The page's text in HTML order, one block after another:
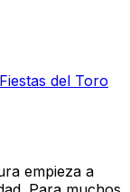
del Toro
empieza a